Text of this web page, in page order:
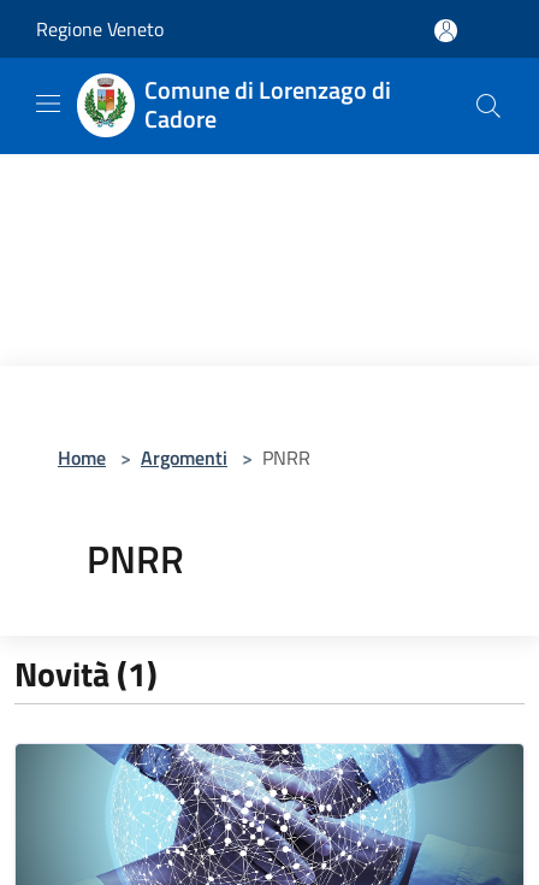
Regione Veneto
Comune di Lorenzago di
Cadore
Home > Argomenti > PNRR
PNRR
Novità (1)